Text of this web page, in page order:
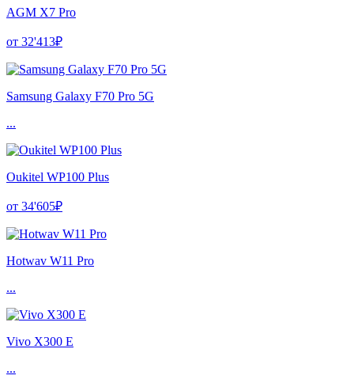
AGM X7 Pro
от 32'413₽
Samsung Galaxy F70 Pro 5G
...
Oukitel WP100 Plus
от 34'605₽
Hotwav W11 Pro
...
Vivo X300 E
...